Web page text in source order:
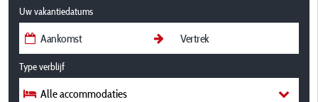
Uw vakantiedatums
Type verblijf
Alle accommodaties